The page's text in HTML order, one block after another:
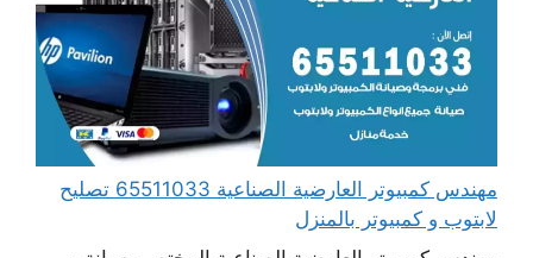
مهندس كمبيوتر العارضية الصناعية 65511033 تصليح
لابتوب و كمبيوتر بالمنزل